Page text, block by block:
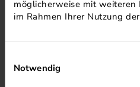
möglicherweise mit weiteren
im Rahmen Ihrer Nutzung
Notwendig